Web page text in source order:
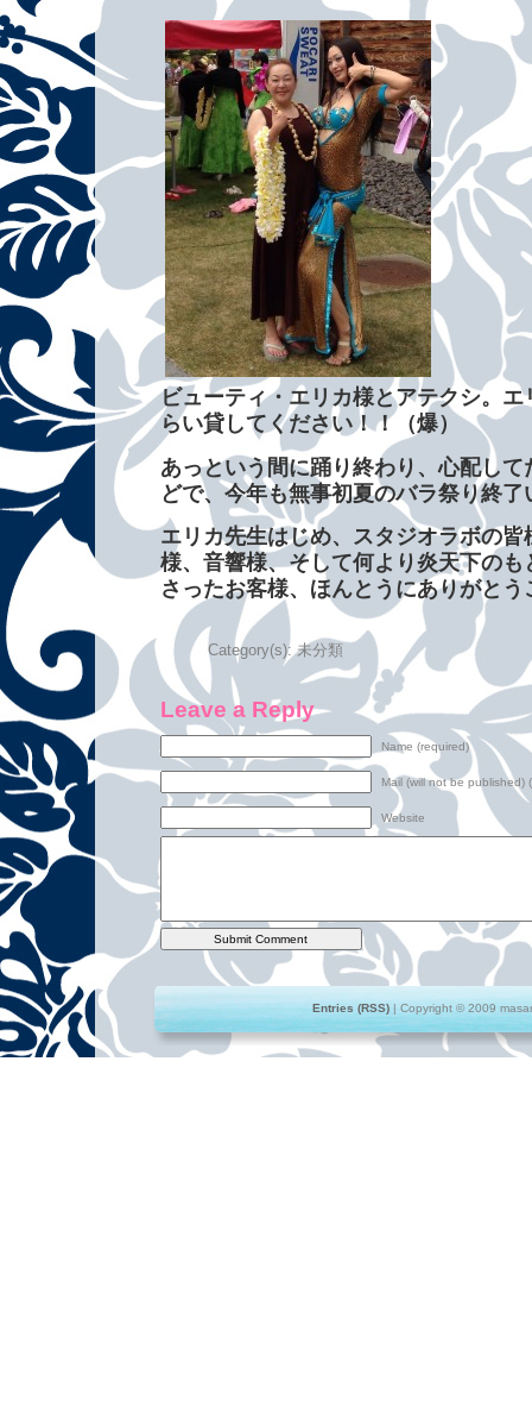
ビューティ・エリカ様とアテクシ。
らい貸してください！！（爆）
あっという間に踊り終わり、心配し
どで、今年も無事初夏のバラ祭り終
エリカ先生はじめ、スタジオラボの
様、音響様、そして何より炎天下の
さったお客様、ほんとうにありがとう
Category(s):未分類
Leave a Reply
Name (required)
Mail (will not be published)
Website
Entries (RSS) | Copyright © 2009